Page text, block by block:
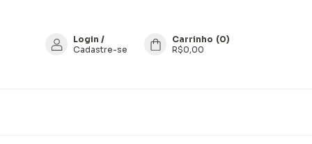
Login /
Cadastre-se
Carrinho (0)
R$0,00